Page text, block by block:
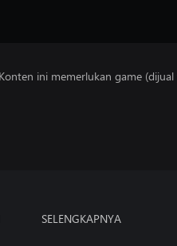
Konten ini memerlukan game (dijual
SELENGKAPNYA